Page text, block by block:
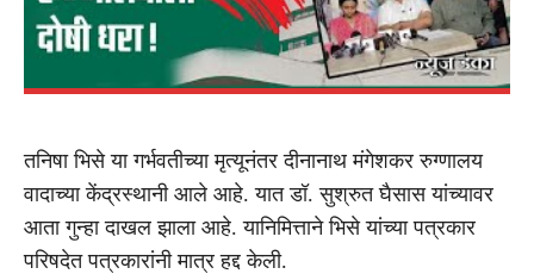
तनिषा भिसे या गर्भवतीच्या मृत्यूनंतर दीनानाथ मंगेशकर रुग्णालय
वादाच्या केंद्रस्थानी आले आहे. यात डॉ. सुश्रुत घैसास यांच्यावर
आता गुन्हा दाखल झाला आहे. यानिमित्ताने भिसे यांच्या पत्रकार
परिषदेत पत्रकारांनी मात्र हद्द केली.